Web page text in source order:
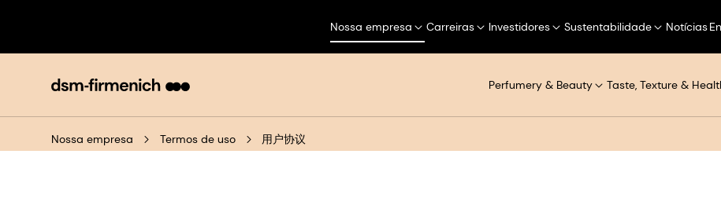
Nossa empresa Carreiras Investidores Sustentabilidade Notícias
Perfumery & Beauty Taste, Texture &
Nossa empresa Termos de uso 用户协议